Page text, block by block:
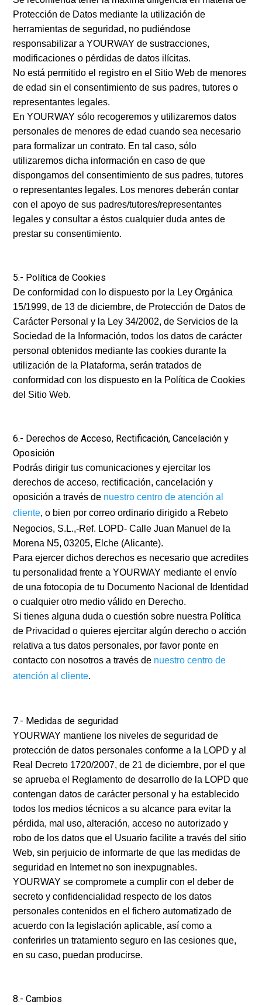
Protección de Datos mediante la utilización de
herramientas de seguridad, no pudiéndose
responsabilizar a YOURWAY de sustracciones,
modificaciones o pérdidas de datos ilícitas.
No está permitido el registro en el Sitio Web de menores
de edad sin el consentimiento de sus padres, tutores o
representantes legales.
En YOURWAY sólo recogeremos y utilizaremos datos
personales de menores de edad cuando sea necesario
para formalizar un contrato. En tal caso, sólo
utilizaremos dicha información en caso de que
dispongamos del consentimiento de sus padres, tutores
o representantes legales. Los menores deberán contar
con el apoyo de sus padres/tutores/representantes
legales y consultar a éstos cualquier duda antes de
prestar su consentimiento.
5.- Política de Cookies
De conformidad con lo dispuesto por la Ley Orgánica
15/1999, de 13 de diciembre, de Protección de Datos de
Carácter Personal y la Ley 34/2002, de Servicios de la
Sociedad de la Información, todos los datos de carácter
personal obtenidos mediante las cookies durante la
utilización de la Plataforma, serán tratados de
conformidad con los dispuesto en la Política de Cookies
del Sitio Web.
6.- Derechos de Acceso, Rectificación, Cancelación y
Oposición
Podrás dirigir tus comunicaciones y ejercitar los
derechos de acceso, rectificación, cancelación y
oposición a través de nuestro centro de atención al
cliente, o bien por correo ordinario dirigido a Rebeto
Negocios, S.L.,-Ref. LOPD- Calle Juan Manuel de la
Morena N5, 03205, Elche (Alicante).
Para ejercer dichos derechos es necesario que acredites
tu personalidad frente a YOURWAY mediante el envío
de una fotocopia de tu Documento Nacional de Identidad
o cualquier otro medio válido en Derecho.
Si tienes alguna duda o cuestión sobre nuestra Política
de Privacidad o quieres ejercitar algún derecho o acción
relativa a tus datos personales, por favor ponte en
contacto con nosotros a través de nuestro centro de
atención al cliente.
7.- Medidas de seguridad
YOURWAY mantiene los niveles de seguridad de
protección de datos personales conforme a la LOPD y al
Real Decreto 1720/2007, de 21 de diciembre, por el que
se aprueba el Reglamento de desarrollo de la LOPD que
contengan datos de carácter personal y ha establecido
todos los medios técnicos a su alcance para evitar la
pérdida, mal uso, alteración, acceso no autorizado y
robo de los datos que el Usuario facilite a través del sitio
Web, sin perjuicio de informarte de que las medidas de
seguridad en Internet no son inexpugnables.
YOURWAY se compromete a cumplir con el deber de
secreto y confidencialidad respecto de los datos
personales contenidos en el fichero automatizado de
acuerdo con la legislación aplicable, así como a
conferirles un tratamiento seguro en las cesiones que,
en su caso, puedan producirse.
8.- Cambios